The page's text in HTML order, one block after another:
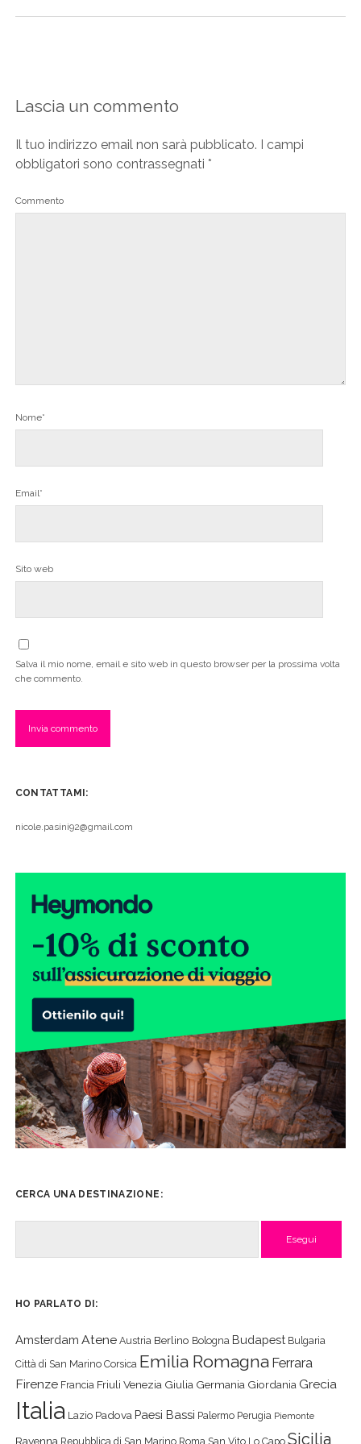
Lascia un commento
Il tuo indirizzo email non sarà pubblicato. I campi
obbligatori sono contrassegnati *
Commento
Nome*
Email*
Sito web
Salva il mio nome, email e sito web in questo browser per la prossima volta
che commento.
CONTATTAMI:
nicole.pasini92@gmail.com
CERCA UNA DESTINAZIONE:
HO PARLATO DI:
Amsterdam Atene Austria Berlino Bologna Budapest Bulgaria
Città di San Marino Corsica Emilia Romagna Ferrara
Firenze Francia Friuli Venezia Giulia Germania Giordania Grecia
Italia Lazio Padova Paesi Bassi Palermo Perugia Piemonte
Ravenna Repubblica di San Marino Roma San Vito Lo Capo Sicilia